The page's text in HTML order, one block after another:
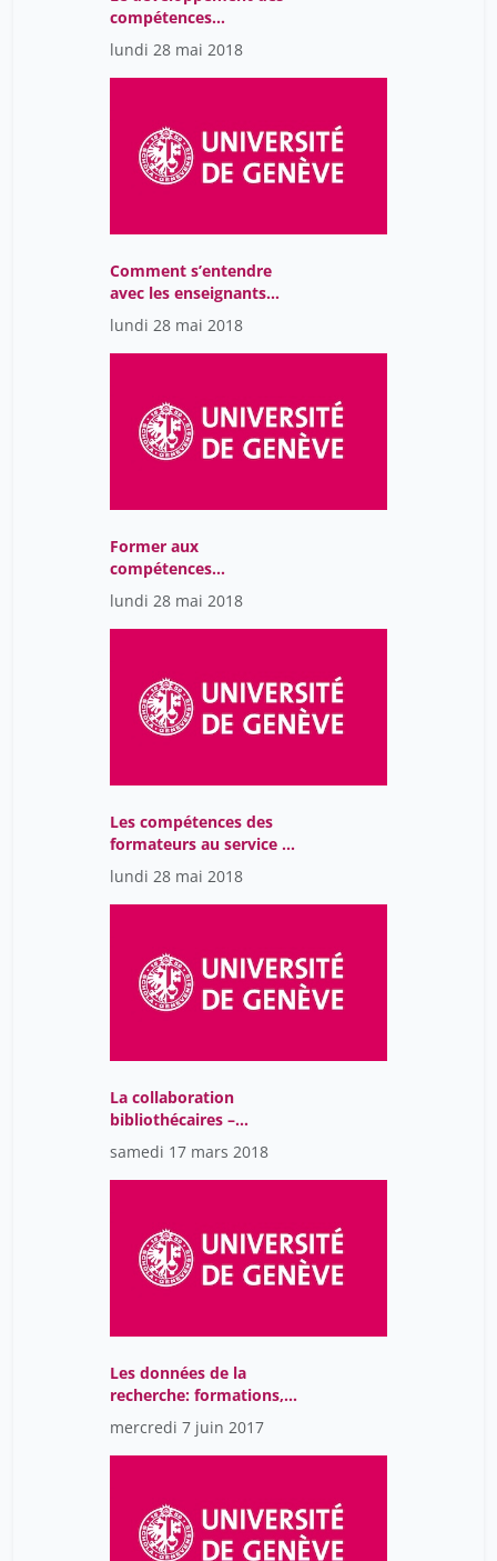
compétences
transversales comme
point de jonction entre
facultés et services
lundi 28 mai 2018
Comment s’entendre
avec les enseignants
pour enrichir les
formations aux
compétences
lundi 28 mai 2018
Former aux
compétences
informationnelles : un
défi à relever en équipe !
lundi 28 mai 2018
Les compétences des
formateurs au service de
la réussite des étudiant-
e-s: introduction
lundi 28 mai 2018
La collaboration
bibliothécaires –
chercheurs au cœur des
projets d’humanités
numériques
samedi 17 mars 2018
Les données de la
recherche: formations,
expériences, tendances à
l'ETH Zurich
mercredi 7 juin 2017